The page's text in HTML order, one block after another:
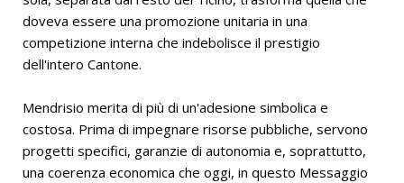
doveva essere una promozione unitaria in una
competizione interna che indebolisce il prestigio
dell'intero Cantone.
Mendrisio merita di più di un'adesione simbolica e
costosa. Prima di impegnare risorse pubbliche, servono
progetti specifici, garanzie di autonomia e, soprattutto,
una coerenza economica che oggi, in questo Messaggio